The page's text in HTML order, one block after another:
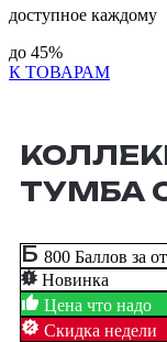
доступное каждому
до 45%
К ТОВАРАМ
ТУМБА
800 Баллов за
Новинка
Цена что надо
Скидка недели